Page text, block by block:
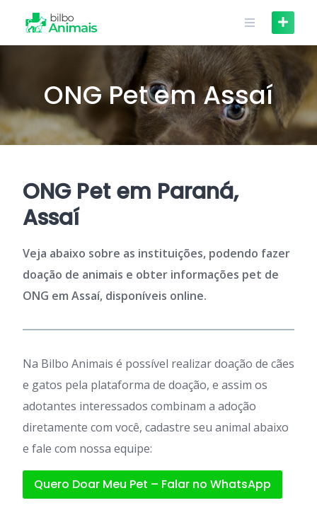
content
ONG Pet em Assaí
ONG Pet em Paraná,
Assaí
Veja abaixo sobre as instituições, podendo fazer
doação de animais e obter informações pet de
ONG em Assaí, disponíveis online.
Na Bilbo Animais é possível realizar doação de cães
e gatos pela plataforma de doação, e assim os
adotantes interessados combinam a adoção
diretamente com você, cadastre seu animal abaixo
e fale com nossa equipe:
Quero Doar Meu Pet – Falar no WhatsApp